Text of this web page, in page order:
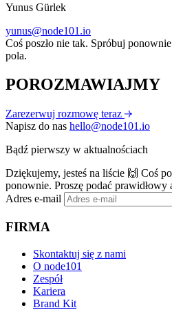
Yunus Gürlek
yunus@node101.io
Coś poszło nie tak. Spróbuj
pola.
POROZMAWIAJMY
Zarezerwuj rozmowę teraz
Napisz do nas hello@node101.io
Bądź pierwszy w aktualnościach
Dziękujemy, jesteś na liście 🙌 Coś
ponownie. Proszę podać prawidłowy
Adres e-mail
FIRMA
Skontaktuj się z nami
O node101
Zespół
Kariera
Brand Kit